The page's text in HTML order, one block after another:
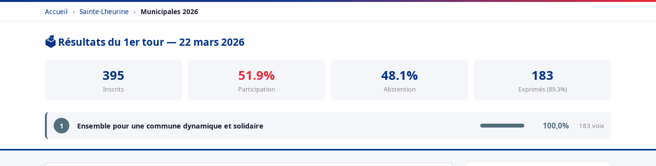
Accueil › Sainte-Lheurine › Municipales 2026
🗳️ Résultats du 1er tour — 22 mars 2026
395
Inscrits
51.9%
Participation
48.1%
Abstention
183
Exprimés (89.3%)
1 Ensemble pour une commune dynamique et solidaire 100,0% 183 voix